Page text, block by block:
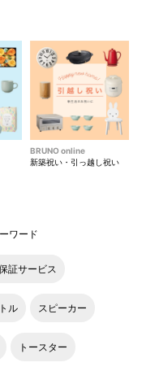
デザート皿や取り分け
ちょうど良いサイズ感で
BRUNO online
新築祝い・引っ越し祝い
ワード
証サービス
ル スピーカー
トースター